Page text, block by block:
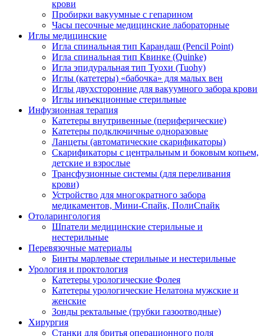
крови
Пробирки вакуумные с гепарином
Часы песочные медицинские лабораторные
Иглы медицинские
Игла спинальная тип Карандаш (Pencil Point)
Игла спинальная тип Квинке (Quinke)
Игла эпидуральная тип Туохи (Tuohy)
Иглы (катетеры) «бабочка» для малых вен
Иглы двухсторонние для вакуумного забора крови
Иглы инъекционные стерильные
Инфузионная терапия
Катетеры внутривенные (периферические)
Катетеры подключичные одноразовые
Ланцеты (автоматические скарификаторы)
Скарификаторы с центральным и боковым копьем,
детские и взрослые
Трансфузионные системы (для переливания
крови)
Устройство для многократного забора
медикаментов, Мини-Спайк, ПолиСпайк
Отоларингология
Шпатели медицинские стерильные и
нестерильные
Перевязочные материалы
Бинты марлевые стерильные и нестерильные
Урология и проктология
Катетеры урологические Фолея
Катетеры урологические Нелатона мужские и
женские
Зонды ректальные (трубки газоотводные)
Хирургия
Станки для бритья операционного поля